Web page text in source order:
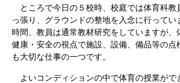
ところで今日の５校時、校庭では体育科教
っ張り、グラウンドの整地を入念に行ってい
時間、教員は通常教材研究をしていますが、
健康・安全の視点で施設、設備、備品等の点
も大切な仕事の一つです。
よいコンディションの中で体育の授業がで